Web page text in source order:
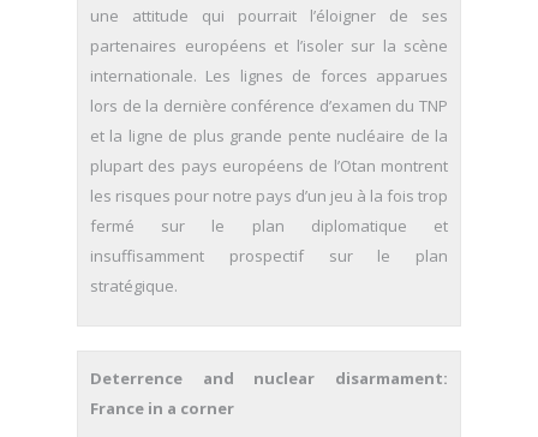
une attitude qui pourrait l’éloigner de ses
partenaires européens et l’isoler sur la scène
internationale. Les lignes de forces apparues
lors de la dernière conférence d’examen du TNP
et la ligne de plus grande pente nucléaire de la
plupart des pays européens de l’Otan montrent
les risques pour notre pays d’un jeu à la fois trop
fermé sur le plan diplomatique et
insuffisamment prospectif sur le plan
stratégique.
Deterrence and nuclear disarmament:
France in a corner